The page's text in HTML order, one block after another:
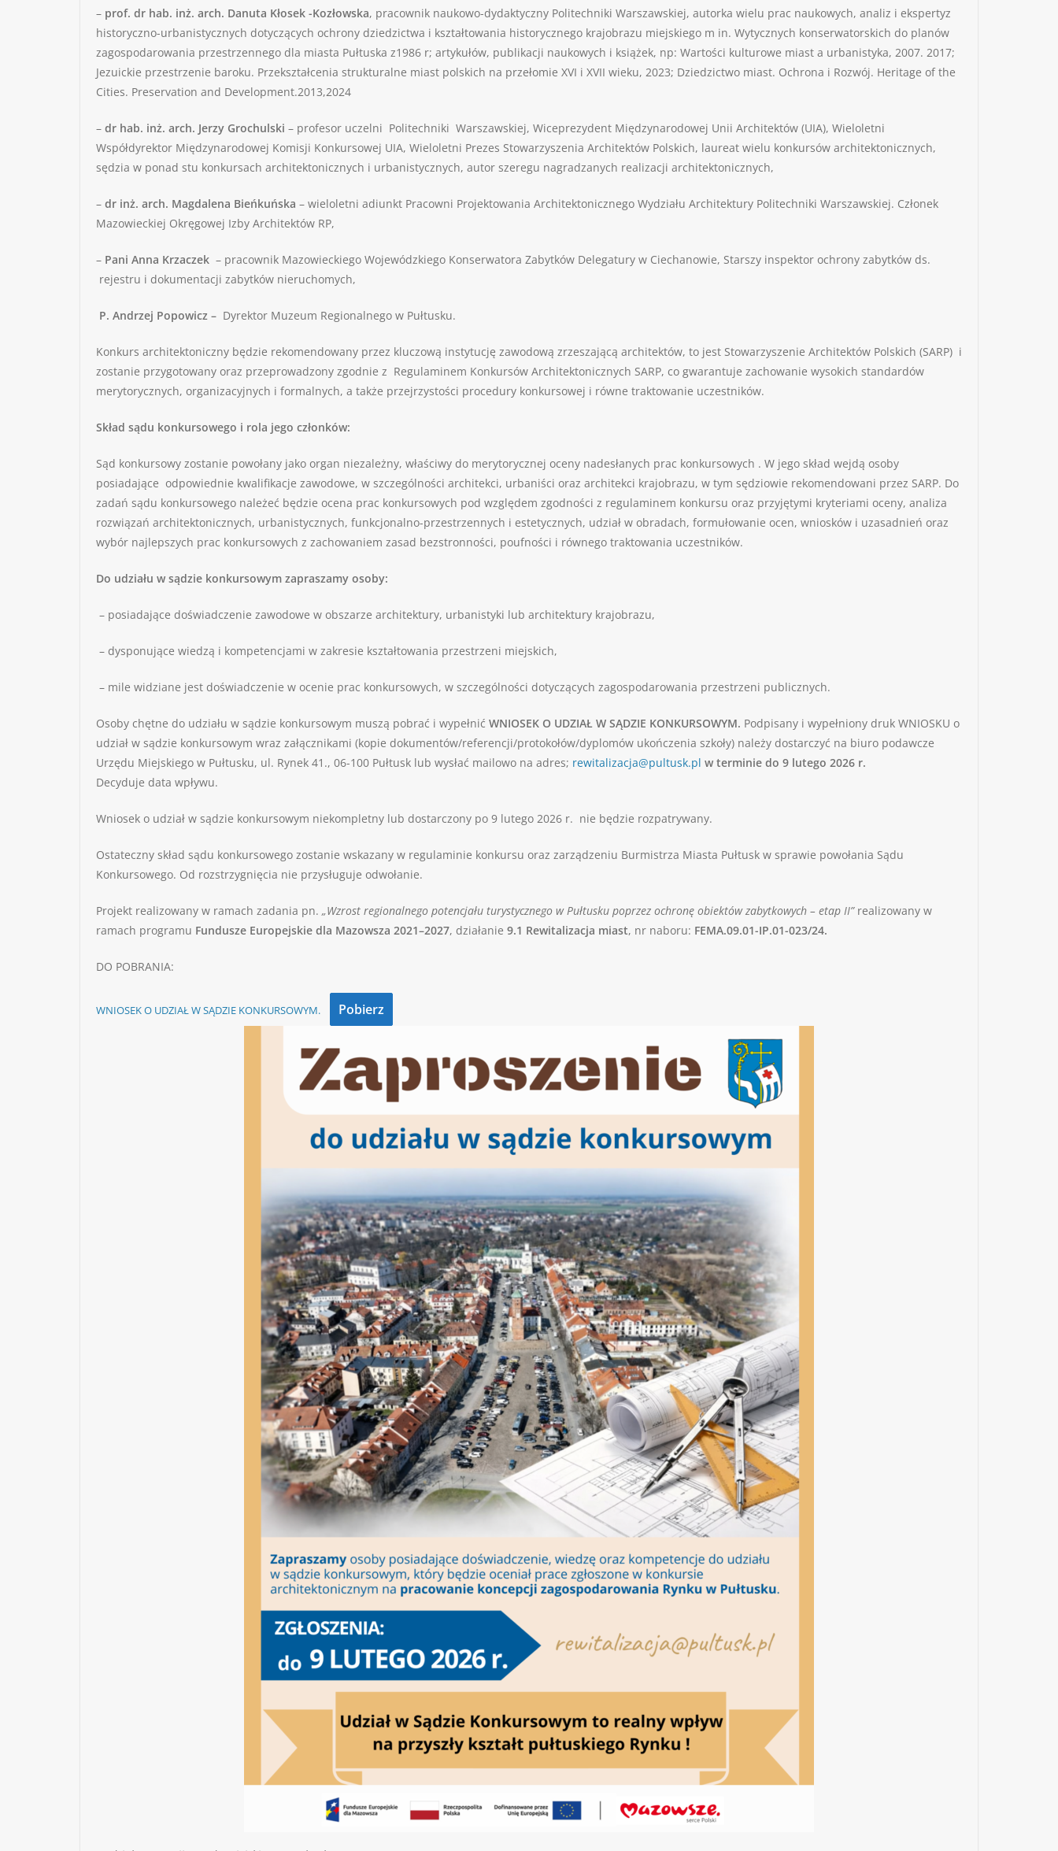
– prof. dr hab. inż. arch. Danuta Kłosek -Kozłowska, pracownik naukowo-dydaktyczny Politechniki Warszawskiej, autorka wielu prac naukowych, analiz i ekspertyz
historyczno-urbanistycznych dotyczących ochrony dziedzictwa i kształtowania historycznego krajobrazu miejskiego m in. Wytycznych konserwatorskich do planów
zagospodarowania przestrzennego dla miasta Pułtuska z1986 r; artykułów, publikacji naukowych i książek, np: Wartości kulturowe miast a urbanistyka, 2007. 2017;
Jezuickie przestrzenie baroku. Przekształcenia strukturalne miast polskich na przełomie XVI i XVII wieku, 2023; Dziedzictwo miast. Ochrona i Rozwój. Heritage of the
Cities. Preservation and Development.2013,2024
– dr hab. inż. arch. Jerzy Grochulski – profesor uczelni Politechniki Warszawskiej, Wiceprezydent Międzynarodowej Unii Architektów (UIA), Wieloletni
Współdyrektor Międzynarodowej Komisji Konkursowej UIA, Wieloletni Prezes Stowarzyszenia Architektów Polskich, laureat wielu konkursów architektonicznych,
sędzia w ponad stu konkursach architektonicznych i urbanistycznych, autor szeregu nagradzanych realizacji architektonicznych,
– dr inż. arch. Magdalena Bieńkuńska – wieloletni adiunkt Pracowni Projektowania Architektonicznego Wydziału Architektury Politechniki Warszawskiej. Członek
Mazowieckiej Okręgowej Izby Architektów RP,
– Pani Anna Krzaczek – pracownik Mazowieckiego Wojewódzkiego Konserwatora Zabytków Delegatury w Ciechanowie, Starszy inspektor ochrony zabytków ds.
rejestru i dokumentacji zabytków nieruchomych,
P. Andrzej Popowicz – Dyrektor Muzeum Regionalnego w Pułtusku.
Konkurs architektoniczny będzie rekomendowany przez kluczową instytucję zawodową zrzeszającą architektów, to jest Stowarzyszenie Architektów Polskich (SARP) i
zostanie przygotowany oraz przeprowadzony zgodnie z Regulaminem Konkursów Architektonicznych SARP, co gwarantuje zachowanie wysokich standardów
merytorycznych, organizacyjnych i formalnych, a także przejrzystości procedury konkursowej i równe traktowanie uczestników.
Skład sądu konkursowego i rola jego członków:
Sąd konkursowy zostanie powołany jako organ niezależny, właściwy do merytorycznej oceny nadesłanych prac konkursowych . W jego skład wejdą osoby
posiadające odpowiednie kwalifikacje zawodowe, w szczególności architekci, urbaniści oraz architekci krajobrazu, w tym sędziowie rekomendowani przez SARP. Do
zadań sądu konkursowego należeć będzie ocena prac konkursowych pod względem zgodności z regulaminem konkursu oraz przyjętymi kryteriami oceny, analiza
rozwiązań architektonicznych, urbanistycznych, funkcjonalno-przestrzennych i estetycznych, udział w obradach, formułowanie ocen, wniosków i uzasadnień oraz
wybór najlepszych prac konkursowych z zachowaniem zasad bezstronności, poufności i równego traktowania uczestników.
Do udziału w sądzie konkursowym zapraszamy osoby:
– posiadające doświadczenie zawodowe w obszarze architektury, urbanistyki lub architektury krajobrazu,
– dysponujące wiedzą i kompetencjami w zakresie kształtowania przestrzeni miejskich,
– mile widziane jest doświadczenie w ocenie prac konkursowych, w szczególności dotyczących zagospodarowania przestrzeni publicznych.
Osoby chętne do udziału w sądzie konkursowym muszą pobrać i wypełnić WNIOSEK O UDZIAŁ W SĄDZIE KONKURSOWYM. Podpisany i wypełniony druk WNIOSKU o
udział w sądzie konkursowym wraz załącznikami (kopie dokumentów/referencji/protokołów/dyplomów ukończenia szkoły) należy dostarczyć na biuro podawcze
Urzędu Miejskiego w Pułtusku, ul. Rynek 41., 06-100 Pułtusk lub wysłać mailowo na adres; rewitalizacja@pultusk.pl w terminie do 9 lutego 2026 r.
Decyduje data wpływu.
Wniosek o udział w sądzie konkursowym niekompletny lub dostarczony po 9 lutego 2026 r. nie będzie rozpatrywany.
Ostateczny skład sądu konkursowego zostanie wskazany w regulaminie konkursu oraz zarządzeniu Burmistrza Miasta Pułtusk w sprawie powołania Sądu
Konkursowego. Od rozstrzygnięcia nie przysługuje odwołanie.
Projekt realizowany w ramach zadania pn. „Wzrost regionalnego potencjału turystycznego w Pułtusku poprzez ochronę obiektów zabytkowych – etap II”realizowany w
ramach programu Fundusze Europejskie dla Mazowsza 2021–2027, działanie 9.1 Rewitalizacja miast, nr naboru: FEMA.09.01-IP.01-023/24.
DO POBRANIA:
WNIOSEK O UDZIAŁ W SĄDZIE KONKURSOWYM. Pobierz